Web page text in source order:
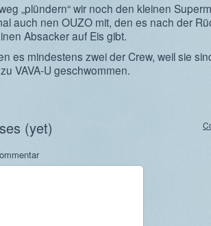
„plündern“ wir noch den kleinen
auch nen OUZO mit, den es nach der
Absacker auf Eis gibt.
es mindestens zwei der Crew, weil sie
VAVA-U geschwommen.
(yet)